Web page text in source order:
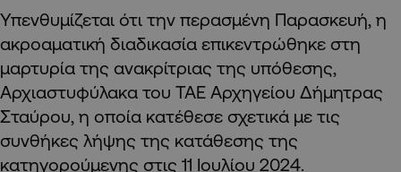
Υπενθυμίζεται ότι την περασμένη Παρασκευή, η
ακροαματική διαδικασία επικεντρώθηκε στη
μαρτυρία της ανακρίτριας της υπόθεσης,
Αρχιαστυφύλακα του ΤΑΕ Αρχηγείου Δήμητρας
Σταύρου, η οποία κατέθεσε σχετικά με τις
συνθήκες λήψης της κατάθεσης της
κατηγορούμενης στις 11 Ιουλίου 2024.